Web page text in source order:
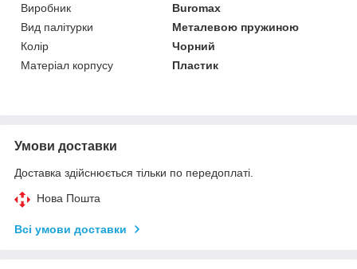
Виробник
Buromax
Вид палітурки
Металевою пружиною
Колір
Чорний
Матеріал корпусу
Пластик
Умови доставки
Доставка здійснюється тільки по передоплаті.
Нова Пошта
Всі умови доставки